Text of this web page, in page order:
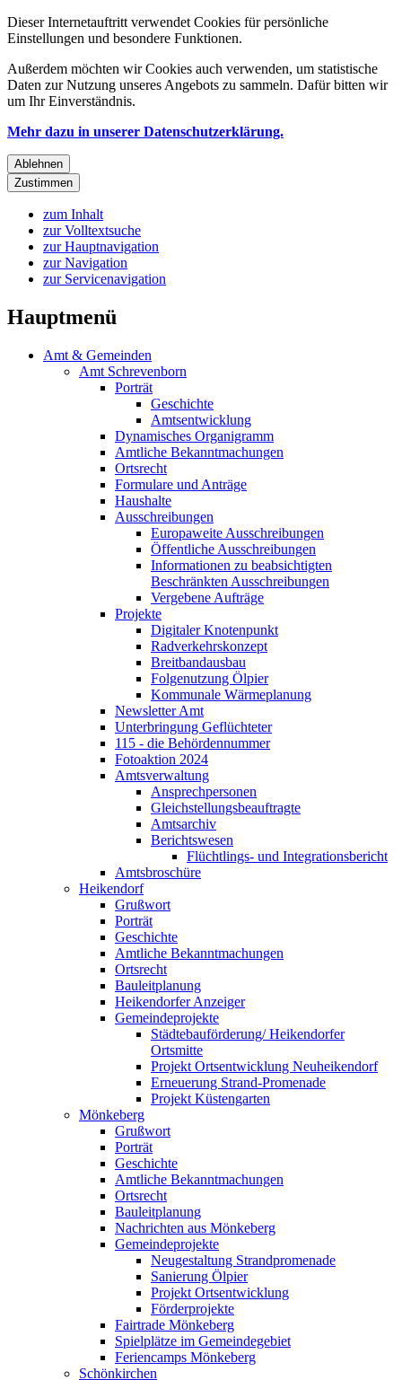
Dieser Internetauftritt verwendet Cookies für persönliche
Einstellungen und besondere Funktionen.
Außerdem möchten wir Cookies auch verwenden, um statistische
Daten zur Nutzung unseres Angebots zu sammeln. Dafür bitten wir
um Ihr Einverständnis.
Mehr dazu in unserer Datenschutzerklärung.
Ablehnen
Zustimmen
zum Inhalt
zur Volltextsuche
zur Hauptnavigation
zur Navigation
zur Servicenavigation
Hauptmenü
Amt & Gemeinden
Amt Schrevenborn
Porträt
Geschichte
Amtsentwicklung
Dynamisches Organigramm
Amtliche Bekanntmachungen
Ortsrecht
Formulare und Anträge
Haushalte
Ausschreibungen
Europaweite Ausschreibungen
Öffentliche Ausschreibungen
Informationen zu beabsichtigten
Beschränkten Ausschreibungen
Vergebene Aufträge
Projekte
Digitaler Knotenpunkt
Radverkehrskonzept
Breitbandausbau
Folgenutzung Ölpier
Kommunale Wärmeplanung
Newsletter Amt
Unterbringung Geflüchteter
115 - die Behördennummer
Fotoaktion 2024
Amtsverwaltung
Ansprechpersonen
Gleichstellungsbeauftragte
Amtsarchiv
Berichtswesen
Flüchtlings- und Integrationsbericht
Amtsbroschüre
Heikendorf
Grußwort
Porträt
Geschichte
Amtliche Bekanntmachungen
Ortsrecht
Bauleitplanung
Heikendorfer Anzeiger
Gemeindeprojekte
Städtebauförderung/ Heikendorfer
Ortsmitte
Projekt Ortsentwicklung Neuheikendorf
Erneuerung Strand-Promenade
Projekt Küstengarten
Mönkeberg
Grußwort
Porträt
Geschichte
Amtliche Bekanntmachungen
Ortsrecht
Bauleitplanung
Nachrichten aus Mönkeberg
Gemeindeprojekte
Neugestaltung Strandpromenade
Sanierung Ölpier
Projekt Ortsentwicklung
Förderprojekte
Fairtrade Mönkeberg
Spielplätze im Gemeindegebiet
Feriencamps Mönkeberg
Schönkirchen